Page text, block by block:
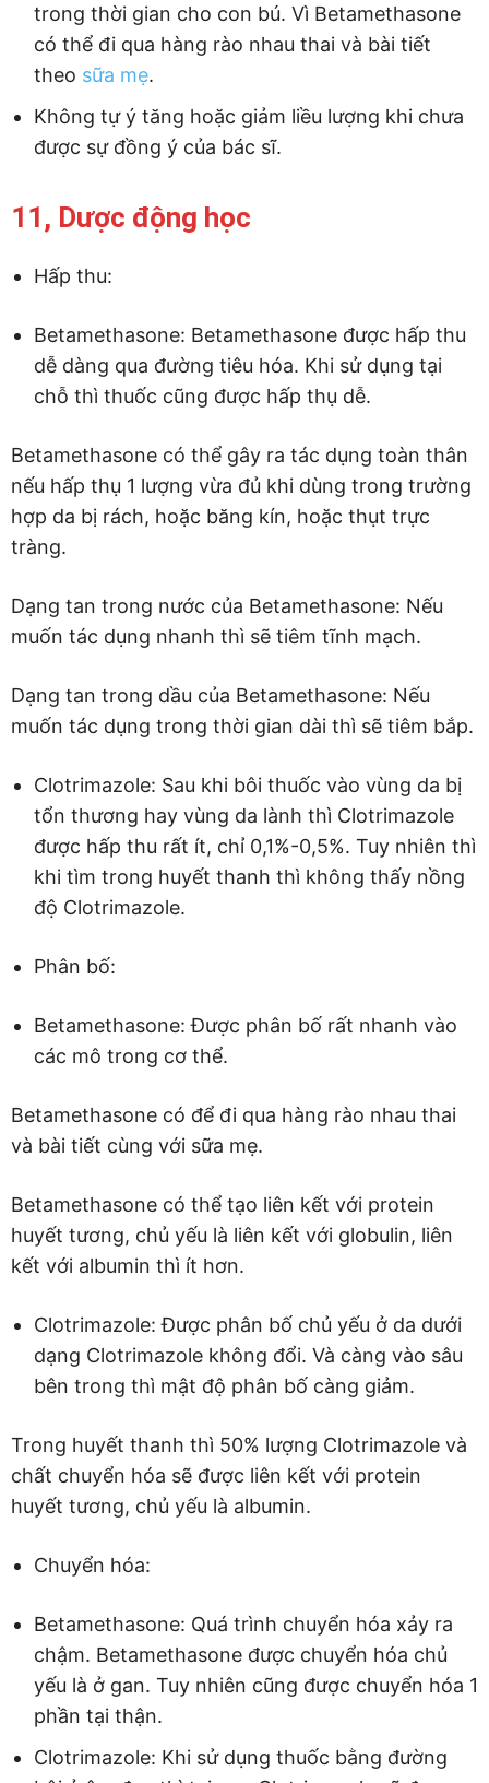
trong thời gian cho con bú. Vì Betamethasone
có thể đi qua hàng rào nhau thai và bài tiết
theo sữa mẹ.
Không tự ý tăng hoặc giảm liều lượng khi chưa
được sự đồng ý của bác sĩ.
11, Dược động học
Hấp thu:
Betamethasone: Betamethasone được hấp thu
dễ dàng qua đường tiêu hóa. Khi sử dụng tại
chỗ thì thuốc cũng được hấp thụ dễ.
Betamethasone có thể gây ra tác dụng toàn thân
nếu hấp thụ 1 lượng vừa đủ khi dùng trong trường
hợp da bị rách, hoặc băng kín, hoặc thụt trực
tràng.
Dạng tan trong nước của Betamethasone: Nếu
muốn tác dụng nhanh thì sẽ tiêm tĩnh mạch.
Dạng tan trong dầu của Betamethasone: Nếu
muốn tác dụng trong thời gian dài thì sẽ tiêm bắp.
Clotrimazole: Sau khi bôi thuốc vào vùng da bị
tổn thương hay vùng da lành thì Clotrimazole
được hấp thu rất ít, chỉ 0,1%-0,5%. Tuy nhiên thì
khi tìm trong huyết thanh thì không thấy nồng
độ Clotrimazole.
Phân bố:
Betamethasone: Được phân bố rất nhanh vào
các mô trong cơ thể.
Betamethasone có để đi qua hàng rào nhau thai
và bài tiết cùng với sữa mẹ.
Betamethasone có thể tạo liên kết với protein
huyết tương, chủ yếu là liên kết với globulin, liên
kết với albumin thì ít hơn.
Clotrimazole: Được phân bố chủ yếu ở da dưới
dạng Clotrimazole không đổi. Và càng vào sâu
bên trong thì mật độ phân bố càng giảm.
Trong huyết thanh thì 50% lượng Clotrimazole và
chất chuyển hóa sẽ được liên kết với protein
huyết tương, chủ yếu là albumin.
Chuyển hóa:
Betamethasone: Quá trình chuyển hóa xảy ra
chậm. Betamethasone được chuyển hóa chủ
yếu là ở gan. Tuy nhiên cũng được chuyển hóa 1
phần tại thận.
Clotrimazole: Khi sử dụng thuốc bằng đường